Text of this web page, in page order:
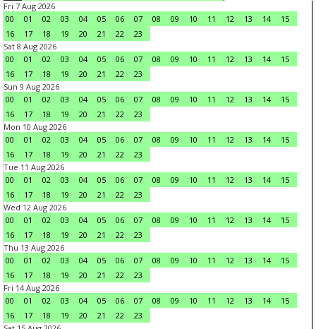
Fri 7 Aug 2026
00
01 02 03 04 05 06 07 08 09 10 11 12 13 14
15
16
17 18 19 20 21 22
23
Sat 8 Aug 2026
00
01 02 03 04 05 06 07 08 09 10 11 12 13 14
15
16
17 18 19 20 21 22
23
Sun 9 Aug 2026
00
01 02 03 04 05 06 07 08 09 10 11 12 13 14
15
16
17 18 19 20 21 22
23
Mon 10 Aug 2026
00
01 02 03 04 05 06 07 08 09 10 11 12 13 14
15
16
17 18 19 20 21 22
23
Tue 11 Aug 2026
00
01 02 03 04 05 06 07 08 09 10 11 12 13 14
15
16
17 18 19 20 21 22
23
Wed 12 Aug 2026
00
01 02 03 04 05 06 07 08 09 10 11 12 13 14
15
16
17 18 19 20 21 22
23
Thu 13 Aug 2026
00
01 02 03 04 05 06 07 08 09 10 11 12 13 14
15
16
17 18 19 20 21 22
23
Fri 14 Aug 2026
00
01 02 03 04 05 06 07 08 09 10 11 12 13 14
15
16
17 18 19 20 21 22
23